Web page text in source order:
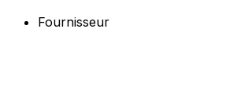
Fournisseur